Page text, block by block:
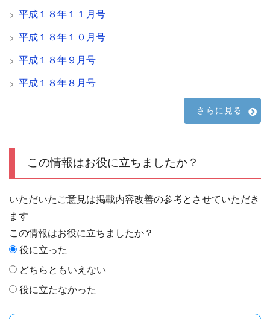
平成１８年１１月号
平成１８年１０月号
平成１８年９月号
平成１８年８月号
さらに見る
この情報はお役に立ちましたか？
いただいたご意見は掲載内容改善の参考とさせていただき
ます
この情報はお役に立ちましたか？
役に立った
どちらともいえない
役に立たなかった